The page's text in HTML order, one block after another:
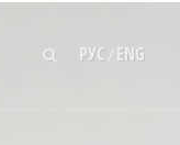
РУС / ENG